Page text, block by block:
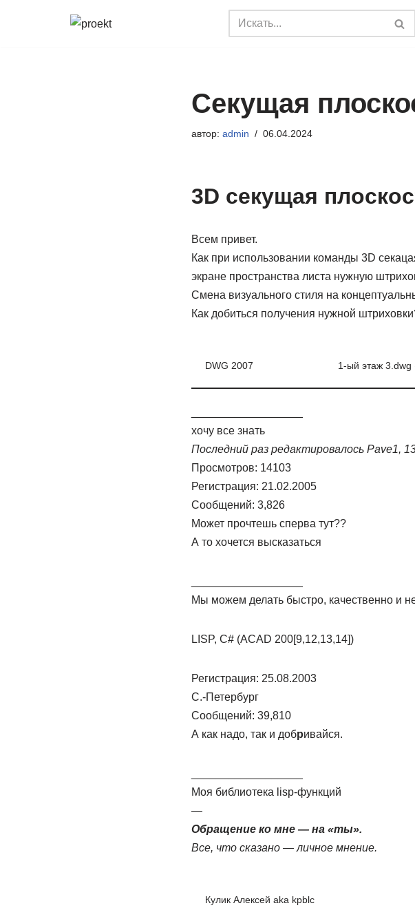
Секущая
автор: admin 06.04.2024
3D секущая
Всем привет.
Как при использовании команды 3D
экране пространства листа нужную
Смена визуального стиля на
Как добиться получения нужной
DWG 2007 1-ый этаж 3.dwg
хочу все знать
Последний раз редактировалось Pave1,
Просмотров: 14103
Регистрация: 21.02.2005
Сообщений: 3,826
Может прочтешь сперва тут??
А то хочется высказаться
Мы можем делать быстро, качественно и
LISP, C# (ACAD 200[9,12,13,14])
Регистрация: 25.08.2003
С.-Петербург
Сообщений: 39,810
А как надо, так и добривайся.
Моя библиотека lisp-функций
—
Обращение ко мне — на «ты».
Все, что сказано — личное мнение.
Кулик Алексей aka kpblc